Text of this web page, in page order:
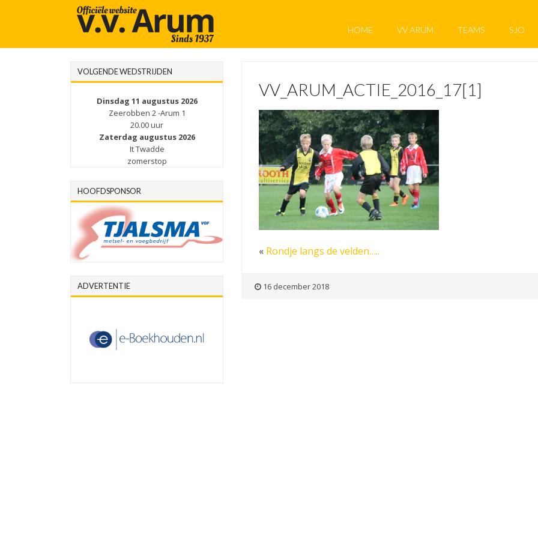
HOME VV ARUM TEAMS SJO
VV_ARUM_ACTIE_2016_17[1]
« Rondje langs de velden…..
16 december 2018
VOLGENDE WEDSTRIJDEN
Dinsdag 11 augustus 2026
Zeerobben 2 -Arum 1
20.00 uur
Zaterdag augustus 2026
It Twadde
zomerstop
HOOFDSPONSOR
ADVERTENTIE